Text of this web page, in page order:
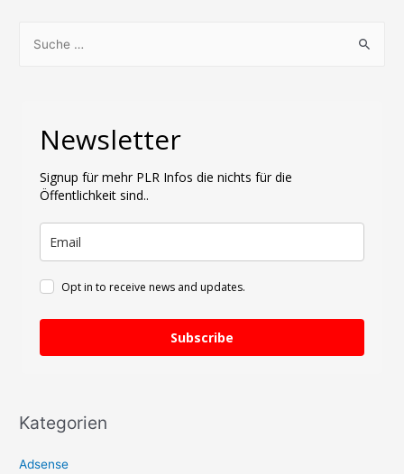
Newsletter
Signup für mehr PLR Infos die nichts für die
Öffentlichkeit sind..
Opt in to receive news and updates.
Subscribe
Kategorien
Adsense